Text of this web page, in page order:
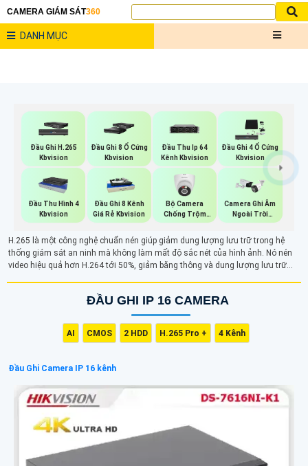
CAMERA GIÁM SÁT360
DANH MỤC
Đầu Ghi H.265
Kbvision
Đầu Ghi 8 Ổ Cứng
Kbvision
Đầu Thu Ip 64
Kênh Kbvision
Đầu Ghi 4 Ổ Cứng
Kbvision
Đầu Thu Hình 4
Kbvision
Đầu Ghi 8 Kênh
Giá Rẻ Kbvision
Bộ Camera
Chống Trộm
Kbvision
Camera Ghi Âm
Ngoài Trời
Kbvision
H.265 là một công nghệ chuẩn nén giúp giảm dung lượng lưu trữ trong hệ
thống giám sát an ninh mà không làm mất độ sắc nét của hình ảnh. Nó nén
video hiệu quả hơn H.264 tới 50%, giảm băng thông và dung lượng lưu trữ
ĐẦU GHI IP 16 CAMERA
AI CMOS 2 HDD H.265 Pro + 4 Kênh
Đầu Ghi Camera IP 16 kênh